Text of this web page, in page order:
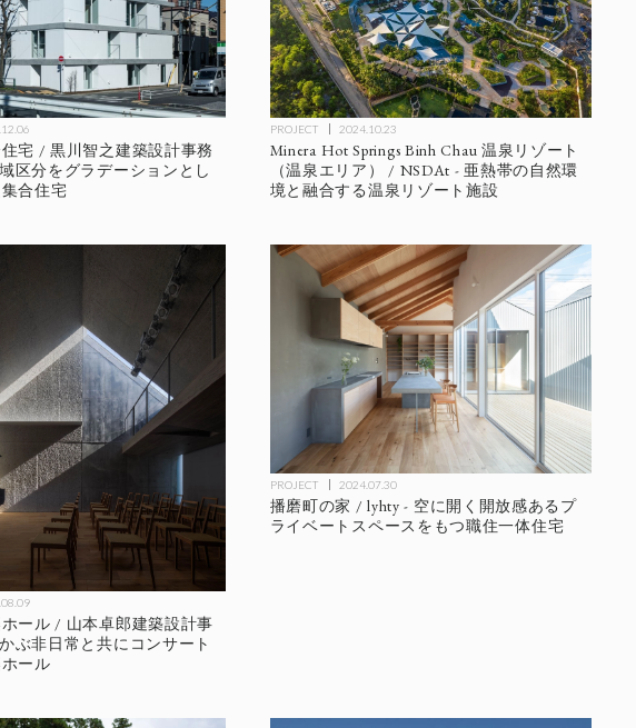
宅 / 黒川智之建築設計事務
区分をグラデーションとし
合住宅
PROJECT 2024.10.23
Minera Hot Springs Binh Chau 温泉リゾート
（温泉エリア） / NSDAt - 亜熱帯の自然環
境と融合する温泉リゾート施設
ール / 山本卓郎建築設計事
ぶ非日常と共にコンサート
ール
PROJECT 2024.07.30
播磨町の家 / lyhty - 空に開く開放感あるプ
ライベートスペースをもつ職住一体住宅